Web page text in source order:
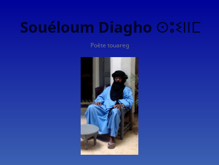
Souéloum Diagho ⵙⵓⵉⵏⵏⵎ
Poète touareg